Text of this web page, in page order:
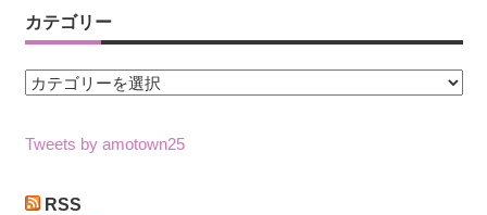
カテゴリー
カ
ゴ
ー
Tweets by amotown25
RSS